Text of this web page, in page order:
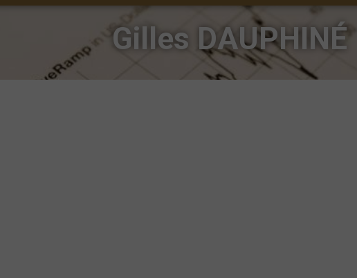
Gilles DAUPHINÉ